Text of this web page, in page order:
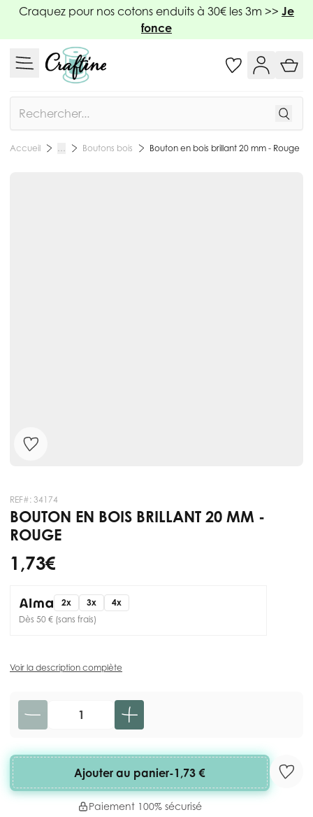
Allez au contenu
Craquez pour nos cotons enduits à 30€ les 3m >> Je
fonce
Accueil … Boutons bois Bouton en bois brillant 20 mm - Rouge
REF#: 34174
BOUTON EN BOIS BRILLANT 20 MM -
ROUGE
1,73 €
2x 3x
4x
Dès 50 € (sans frais)
Voir la description complète
Quantité
Ajouter au panier-1,73 €
Paiement 100% sécurisé